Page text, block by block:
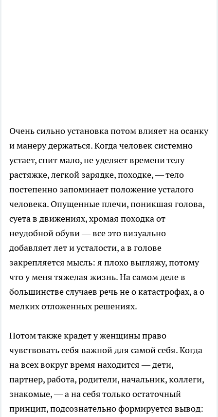
Очень сильно установка потом влияет на осанку
и манеру держаться. Когда человек системно
устает, спит мало, не уделяет времени телу —
растяжке, легкой зарядке, походке, — тело
постепенно запоминает положение усталого
человека. Опущенные плечи, поникшая голова,
суета в движениях, хромая походка от
неудобной обуви — все это визуально
добавляет лет и усталости, а в голове
закрепляется мысль: я плохо выгляжу, потому
что у меня тяжелая жизнь. На самом деле в
большинстве случаев речь не о катастрофах, а о
мелких отложенных решениях.
Потом также крадет у женщины право
чувствовать себя важной для самой себя. Когда
на всех вокруг время находится — дети,
партнер, работа, родители, начальник, коллеги,
знакомые, — а на себя только остаточный
принцип, подсознательно формируется вывод: